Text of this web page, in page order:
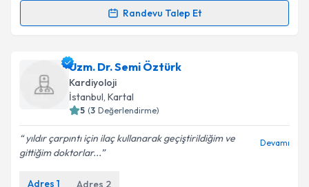
Randevu Talep Et
Randevu Takvimi Talebi
Ass. Dr. Nihat Çineiçin randevu takvimi talebi
oluşturun. Size bu uzmandan randevu almanız için bir
takvim hazırlandığında e-posta ile bilgilendireceğiz.
Uzm. Dr. Semi Öztürk
Kardiyoloji
İstanbul, Kartal
5 (3 Değerlendirme)
yıldır çarpıntı için ilaç kullanarak geçiştirildiğim ve
gittiğim doktorlar...
Devamı
Adres 1 Adres 2